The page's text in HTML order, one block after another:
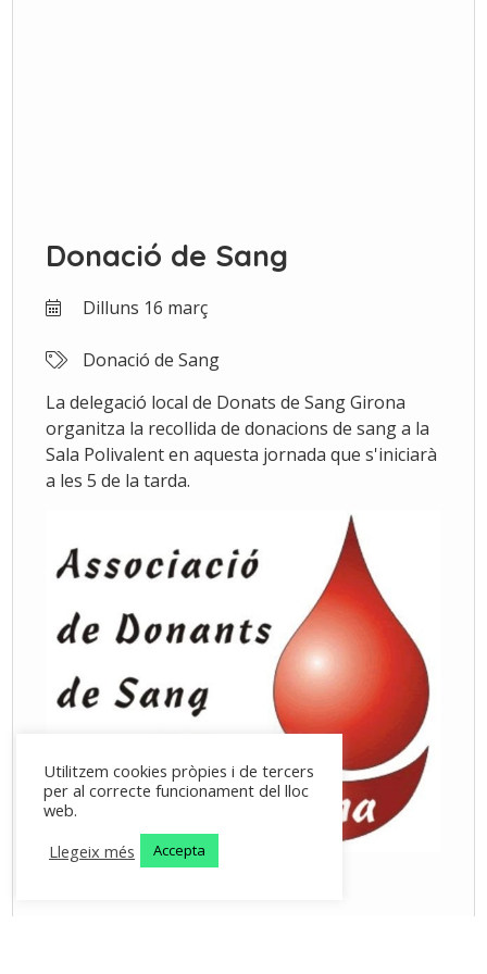
Donació de Sang
Dilluns 16 març
Donació de Sang
La delegació local de Donats de Sang Girona
organitza la recollida de donacions de sang a la
Sala Polivalent en aquesta jornada que s'iniciarà
a les 5 de la tarda.
Utilitzem cookies pròpies i de tercers
per al correcte funcionament del lloc
web.
Llegeix més
Accepta